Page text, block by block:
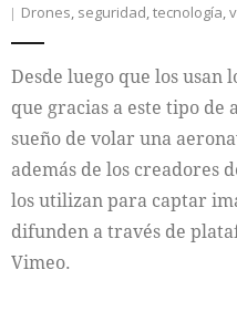
Drones, seguridad,tecnología,
Desde luego que los usan
que gracias a este tipo
sueño de volar una
además de los creadores
los utilizan para captar
difunden a través de
Vimeo.